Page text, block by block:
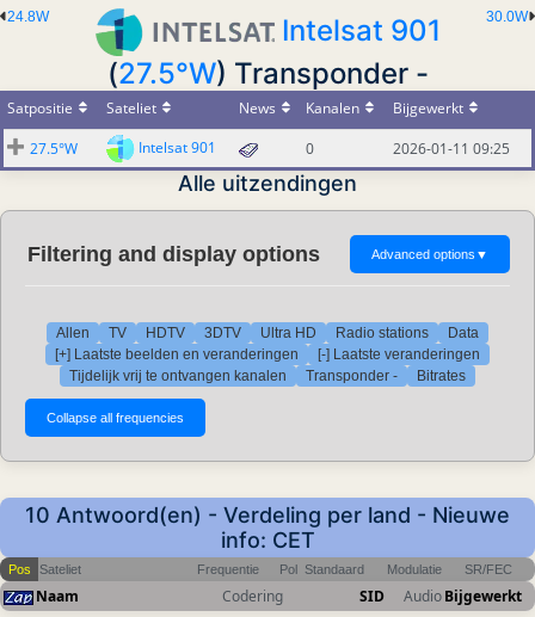
30.0W
24.8W
Intelsat 901
(27.5°W) Transponder -
Satpositie Sateliet News Kanalen
Bijgewerkt
27.5°W
Intelsat 901 0 2026-01-11 09:25
Alle uitzendingen
Filtering and display options Advanced options ▼
Allen TV HDTV 3DTV Ultra HD Radio stations
Data
[+] Laatste beelden en veranderingen
[-] Laatste veranderingen
Tijdelijk vrij te ontvangen kanalen
Transponder - Bitrates
10 Antwoord(en) - Verdeling per land - Nieuwe
info: CET
Pos Sateliet Frequentie Pol Standaard Modulatie SR/FEC
Naam Codering SID AudioBijgewerkt